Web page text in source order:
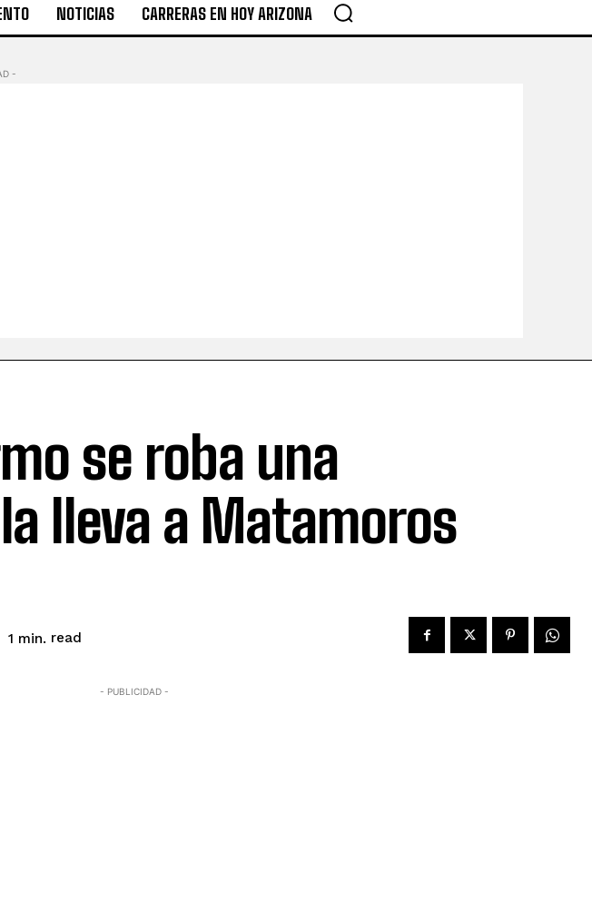
NOTICIAS CARRERAS EN HOY ARIZONA
-
se roba una
lleva a Matamoros
1 min. read
- PUBLICIDAD -